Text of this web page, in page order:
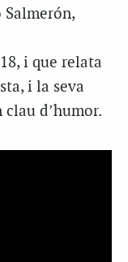
Salmerón,
i que relata
i la seva
d’humor.